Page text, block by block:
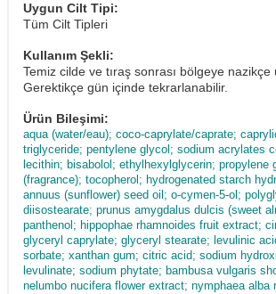
Uygun Cilt Tipi:
Tüm Cilt Tipleri
Kullanım Şekli:
Temiz cilde ve tıraş sonrası bölgeye nazikçe
Gerektikçe gün içinde tekrarlanabilir.
Ürün Bileşimi:
aqua (water/eau); coco-caprylate/caprate;
triglyceride; pentylene glycol; sodium acrylates
lecithin; bisabolol; ethylhexylglycerin; propylene
(fragrance); tocopherol; hydrogenated starch
annuus (sunflower) seed oil; o-cymen-5-ol;
diisostearate; prunus amygdalus dulcis (sweet
panthenol; hippophae rhamnoides fruit extract;
glyceryl caprylate; glyceryl stearate; levulinic
sorbate; xanthan gum; citric acid; sodium
levulinate; sodium phytate; bambusa vulgaris
nelumbo nucifera flower extract; nymphaea alba